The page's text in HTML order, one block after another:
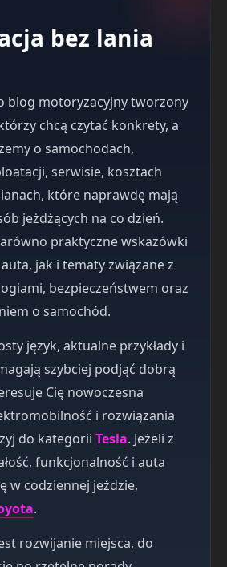
bez lania
blog motoryzacyjny tworzony
chcą czytać konkrety, a
o samochodach,
serwisie, kosztach
które naprawdę mają
jeżdżących na co dzień.
praktyczne wskazówki
jak i tematy związane z
bezpieczeństwem oraz
o samochód.
język, aktualne przykłady i
szybciej podjąć dobrą
Cię nowoczesna
i rozwiązania
do kategorii Tesla. Jeżeli z
funkcjonalność i auta
w codziennej jeździe,
.
rozwijanie miejsca, do